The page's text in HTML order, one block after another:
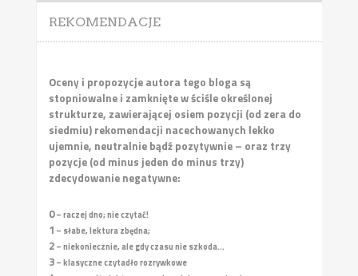
REKOMENDACJE
Oceny i propozycje autora tego bloga są
stopniowalne i zamknięte w ściśle określonej
strukturze, zawierającej osiem pozycji (od zera do
siedmiu) rekomendacji nacechowanych lekko
ujemnie, neutralnie bądź pozytywnie – oraz trzy
pozycje (od minus jeden do minus trzy)
zdecydowanie negatywne:
0– raczej dno; nie czytać!
1 – słabe, lektura zbędna;
2– niekoniecznie, ale gdy czasu nie szkoda...
3– klasyczne czytadło rozrywkowe